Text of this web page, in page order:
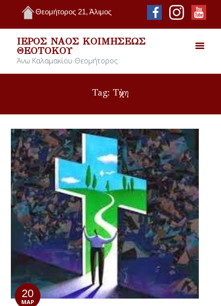
Θεομήτορος 21, Άλιμος
ΙΕΡΌΣ ΝΑΌΣ ΚΟΙΜΉΣΕΩΣ
ΘΕΟΤΌΚΟΥ
Άνω Καλαμακίου Θεομήτορος
Tag: Τὐχη
20
ΜΑΡ